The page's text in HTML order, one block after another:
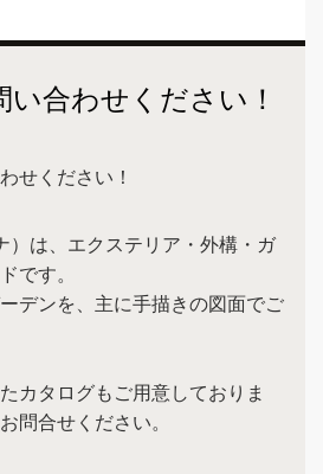
い合わせください！
）は、エクステリア・外構・ガ
です。
デンを、主に手描きの図面でご
カタログもご用意しておりま
問合せください。